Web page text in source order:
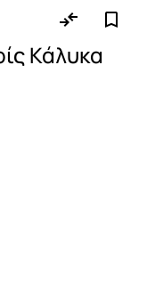
Κάλυκα